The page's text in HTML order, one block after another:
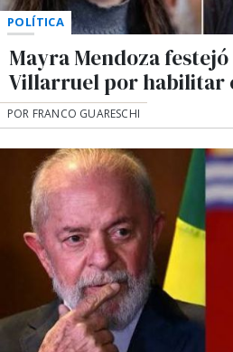
POLÍTICA
Mayra Mendoza
Villarruel por habilitar
POR FRANCO GUARESCHI